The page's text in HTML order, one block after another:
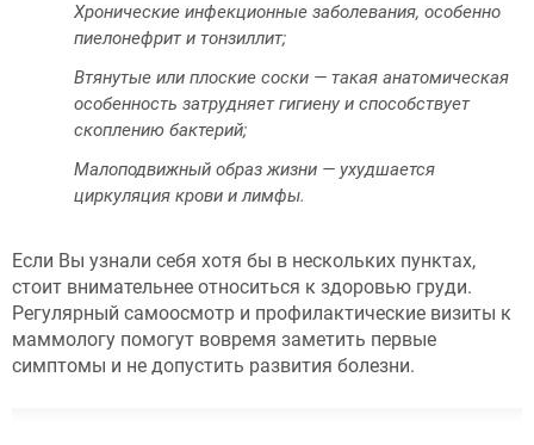
Хронические инфекционные заболевания, особенно
пиелонефрит и тонзиллит;
Втянутые или плоские соски — такая анатомическая
особенность затрудняет гигиену и способствует
скоплению бактерий;
Малоподвижный образ жизни — ухудшается
циркуляция крови и лимфы.
Если Вы узнали себя хотя бы в нескольких пунктах,
стоит внимательнее относиться к здоровью груди.
Регулярный самоосмотр и профилактические визиты к
маммологу помогут вовремя заметить первые
симптомы и не допустить развития болезни.